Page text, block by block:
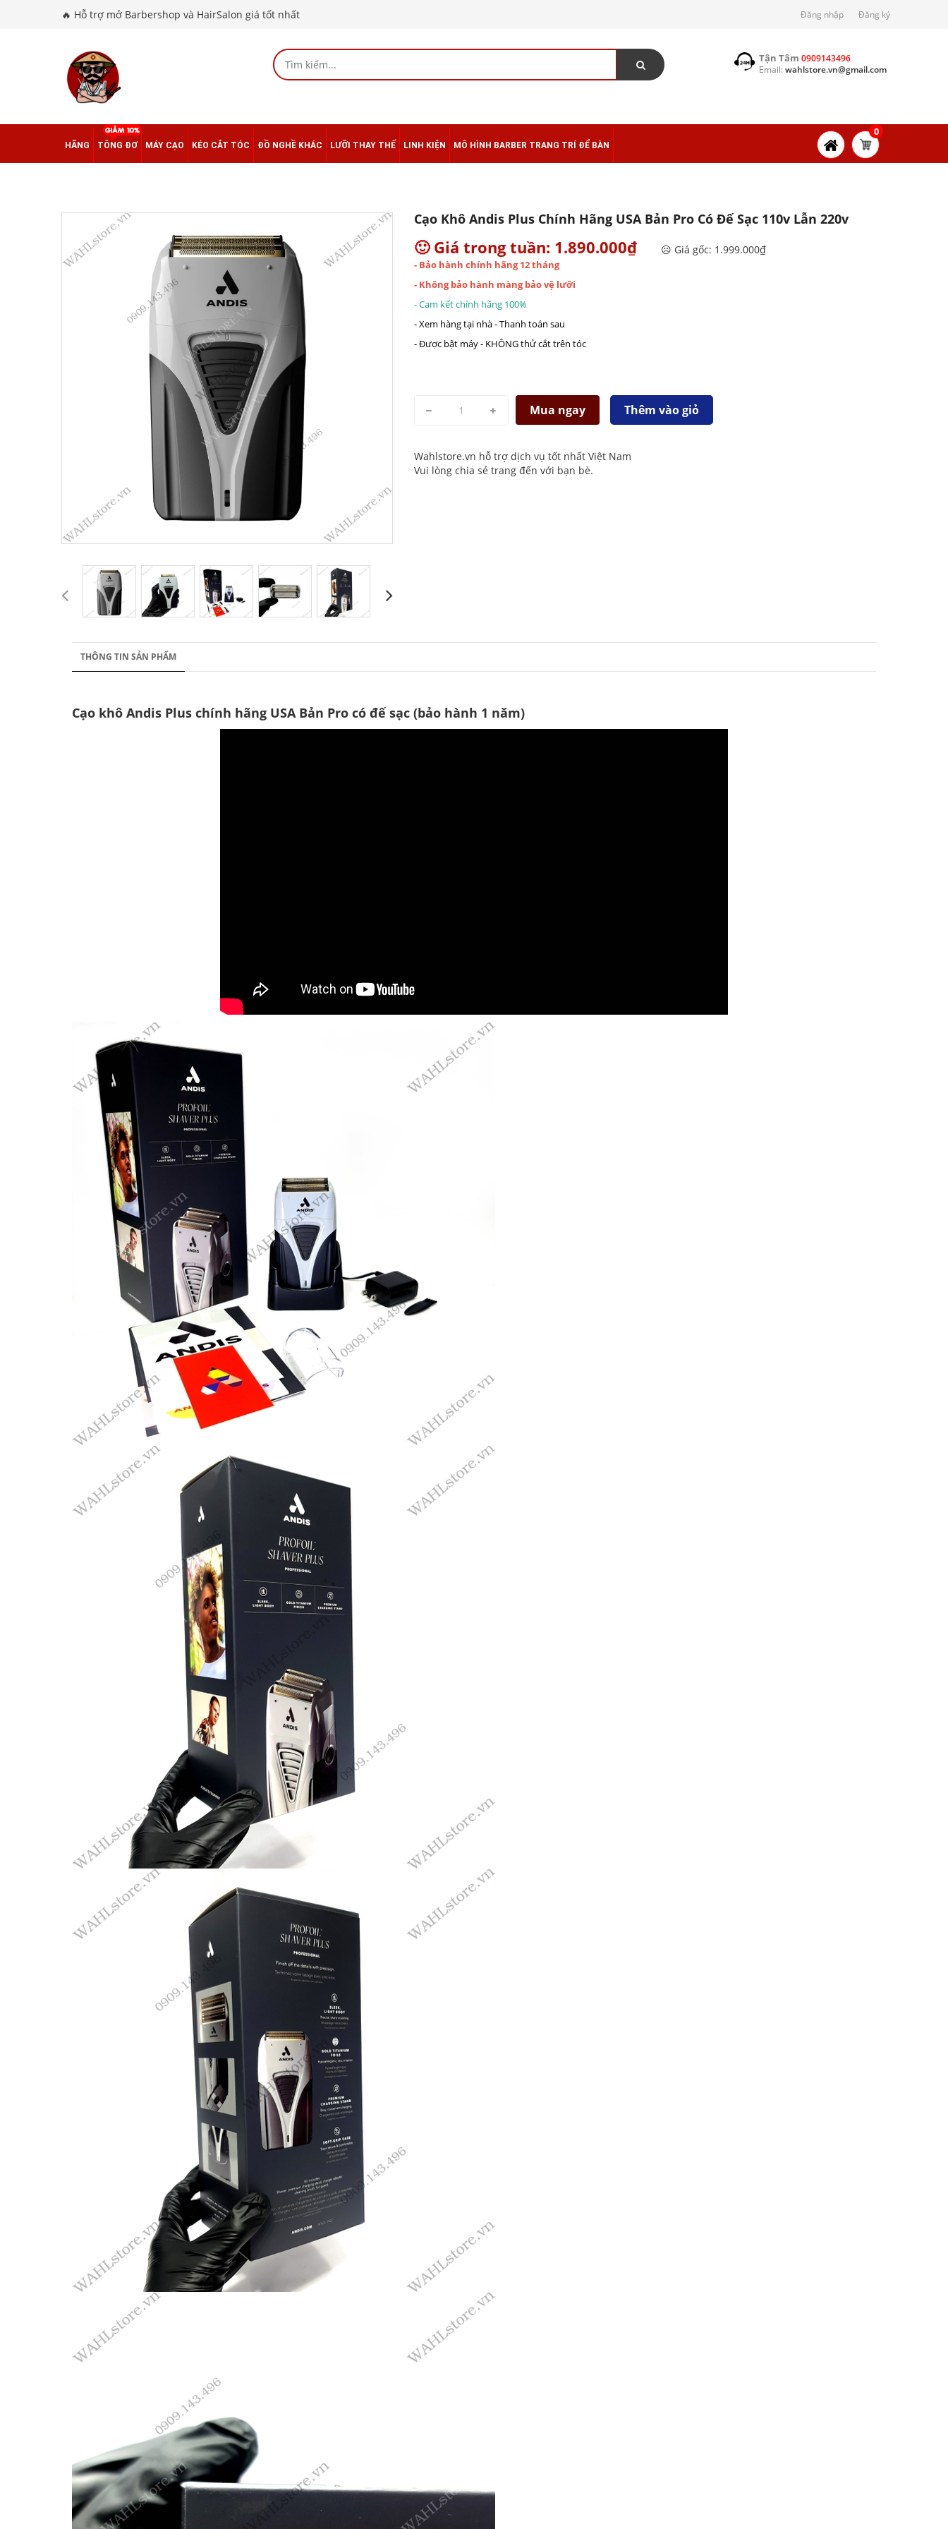
🔥 Hỗ trợ mở Barbershop và HairSalon giá tốt nhất Đăng nhập Đăng ký
Tận Tâm 0909143496
Email: wahlstore.vn@gmail.com
HÃNG TÔNG ĐƠ MÁY CẠO KÉO CẮT TÓC ĐỒ NGHỀ KHÁC LƯỠI THAY THẾ LINH KIỆN MÔ HÌNH BARBER TRANG TRÍ ĐỂ BÀN
0
Cạo Khô Andis Plus Chính Hãng USA Bản Pro Có Đế Sạc 110v Lẫn 220v
🙂 Giá trong tuần: 1.890.000₫ ☹️ Giá gốc: 1.999.000₫
- Bảo hành chính hãng 12 tháng
- Không bảo hành màng bảo vệ lưỡi
- Cam kết chính hãng 100%
- Xem hàng tại nhà - Thanh toán sau
- Được bật máy - KHÔNG thử cắt trên tóc
Thêm vào giỏ
Mua ngay
Wahlstore.vn hỗ trợ dịch vụ tốt nhất Việt Nam
Vui lòng chia sẻ trang đến với bạn bè.
THÔNG TIN SẢN PHẨM
Cạo khô Andis Plus chính hãng USA Bản Pro có đế sạc (bảo hành 1 năm)